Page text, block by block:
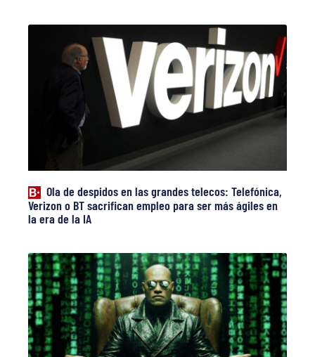
Ola de despidos en las grandes telecos: Telefónica,
Verizon o BT sacrifican empleo para ser más ágiles en
la era de la IA